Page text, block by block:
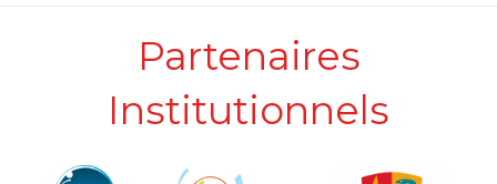
Partenaires
Institutionnels